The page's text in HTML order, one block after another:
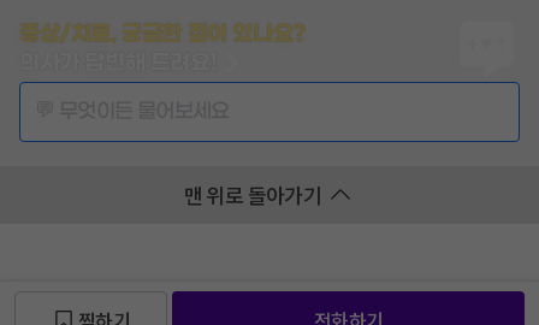
증상/치료, 궁금한 점이 있나요?
맨 위로 돌아가기